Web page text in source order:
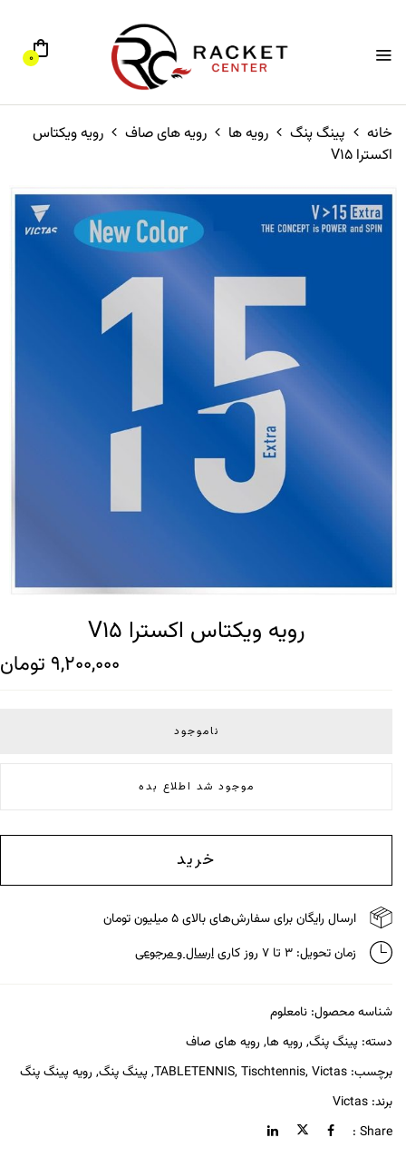
0
خانه پینگ پنگ رویه ها رویه های صاف
رویه ویکتاس
اکسترا V15
رویه ویکتاس اکسترا V15
9,200,000 تومان
ناموجود
موجود شد اطلاع بده
خرید
ارسال رایگان برای سفارش‌های بالای ۵ میلیون تومان
زمان تحویل: ۳ تا ۷ روز کاری
ارسال و مرجوعی
شناسه محصول: نامعلوم
دسته: پینگ پنگ, رویه ها, رویه های صاف
برچسب:
TABLETENNIS,Tischtennis,Victas
,پینگ پنگ, رویه پینگ پنگ
برند: Victas
Share :